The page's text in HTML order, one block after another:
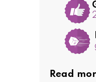
Read